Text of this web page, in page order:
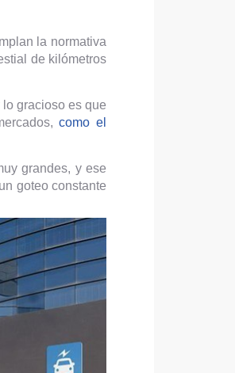
la normativa
de kilómetros
gracioso es que
como el
grandes, y ese
goteo constante